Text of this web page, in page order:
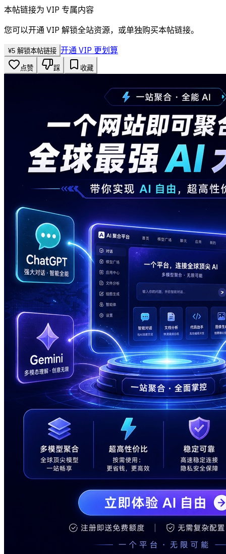
本帖链接为 VIP 专属内容
您可以开通 VIP 解锁全站资源，或单独购买本帖链接。
¥5 解锁本帖链接 开通 VIP 更划算
点赞 踩 收藏